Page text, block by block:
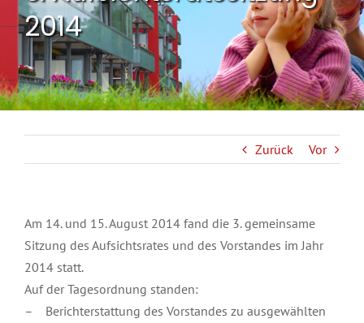
2014
Zurück Vor
Am 14. und 15. August 2014 fand die 3. gemeinsame
Sitzung des Aufsichtsrates und des Vorstandes im Jahr
2014 statt.
Auf der Tagesordnung standen:
– Berichterstattung des Vorstandes zu ausgewählten